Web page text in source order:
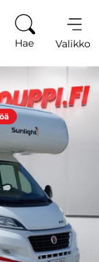
Hae Valikko